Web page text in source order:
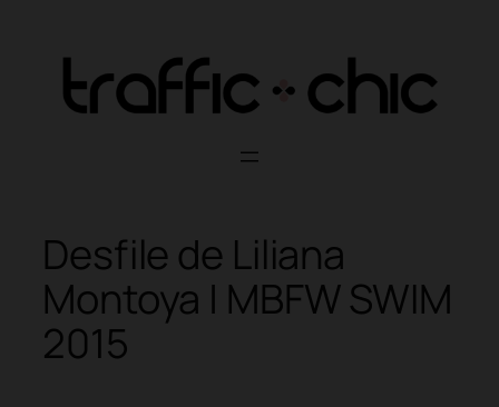
content
Desfile de Liliana
Montoya | MBFW SWIM
2015